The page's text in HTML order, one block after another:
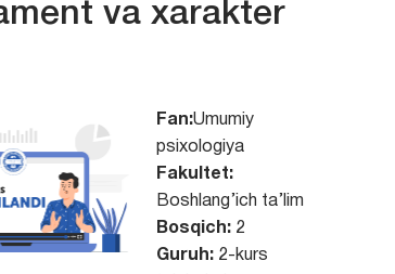
va xarakter
Fan:Umumiy
psixologiya
Fakultet:
Boshlang’ich ta’lim
Bosqich:2
Guruh:2-kurs